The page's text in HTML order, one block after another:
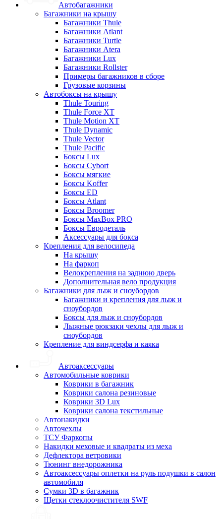
Автобагажники
Багажники на крышу
Багажники Thule
Багажники Atlant
Багажники Turtle
Багажники Atera
Багажники Lux
Багажники Rollster
Примеры багажников в сборе
Грузовые корзины
Автобоксы на крышу
Thule Touring
Thule Force XT
Thule Motion XT
Thule Dynamic
Thule Vector
Thule Pacific
Боксы Lux
Боксы Cybort
Боксы мягкие
Боксы Koffer
Боксы ED
Боксы Atlant
Боксы Broomer
Боксы MaxBox PRO
Боксы Евродеталь
Аксессуары для бокса
Крепления для велосипеда
На крышу
На фаркоп
Велокрепления на заднюю дверь
Дополнительная вело продукция
Багажники для лыж и сноубордов
Багажники и крепления для лыж и
сноубордов
Боксы для лыж и сноубордов
Лыжные рюкзаки чехлы для лыж и
сноубордов
Крепление для виндсерфа и каяка
Автоаксессуары
Автомобильные коврики
Коврики в багажник
Коврики салона резиновые
Коврики 3D Lux
Коврики салона текстильные
Автонакидки
Авточехлы
ТСУ Фаркопы
Накидки меховые и квадраты из меха
Дефлектора ветровики
Тюнинг внедорожника
Автоаксессуары оплетки на руль подушки в салон
автомобиля
Сумки 3D в багажник
Щетки стеклоочистителя SWF